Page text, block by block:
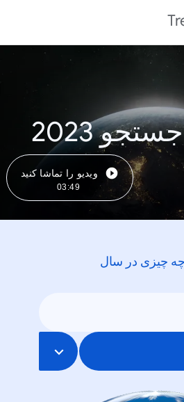
2023
ویدیو را تماشا کنید
03:49
چه چیزی در سال